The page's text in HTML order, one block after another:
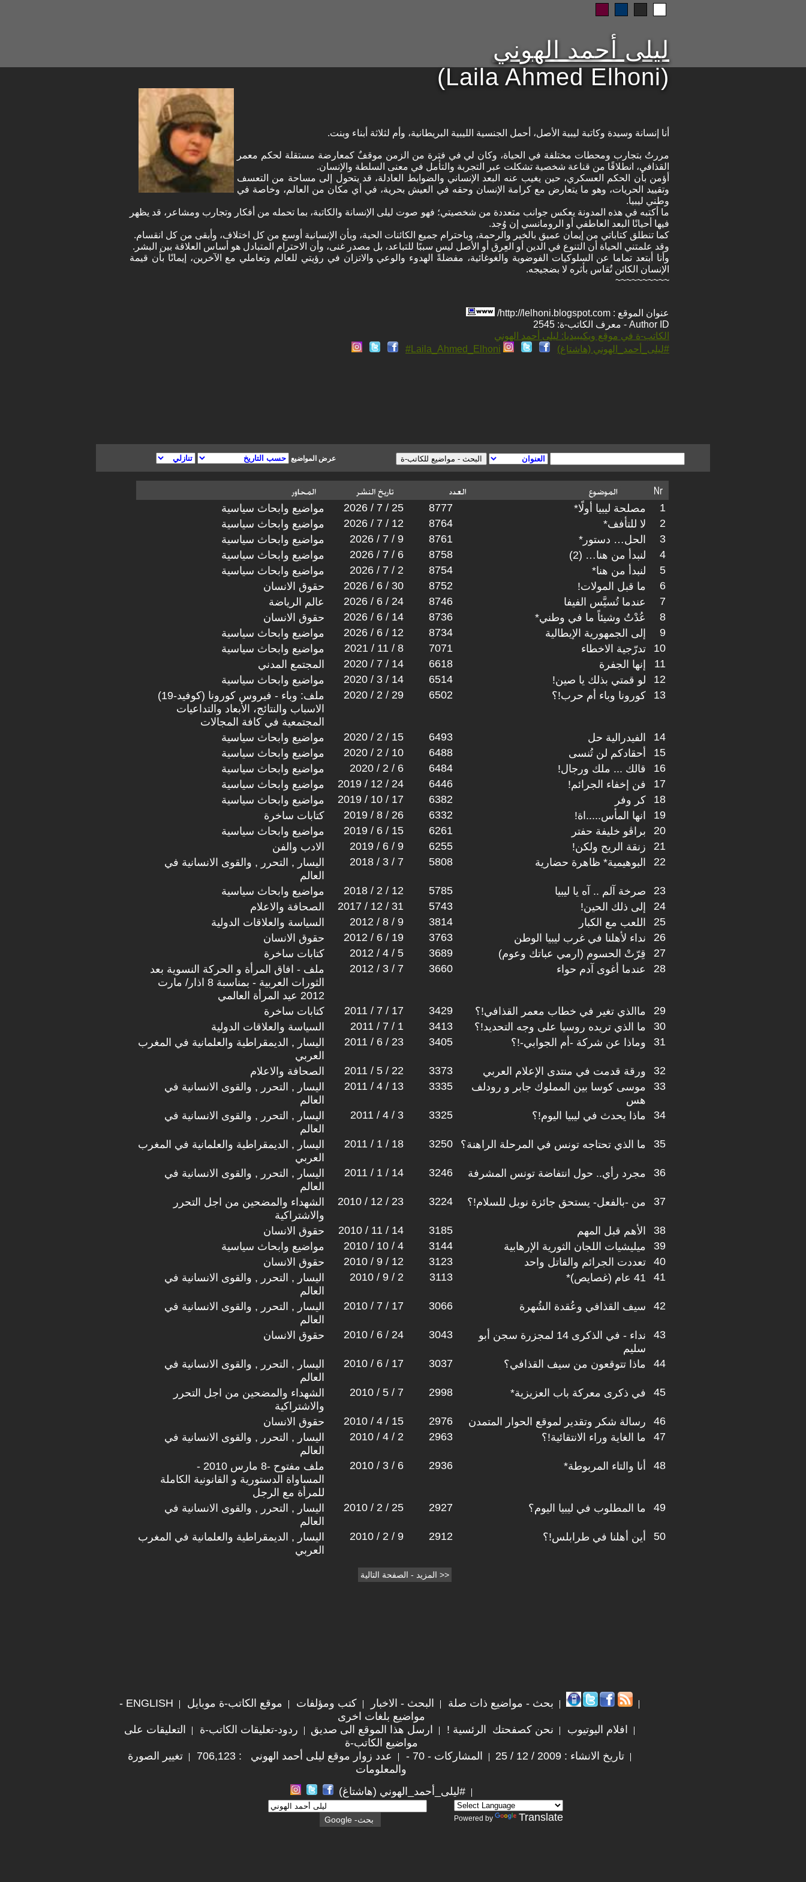
ليلى أحمد الهوني
(Laila Ahmed Elhoni)
أنا إنسانة وسيدة وكاتبة ليبية الأصل، أحمل الجنسية الليبية البريطانية، وأم لثلاثة أبناء وبنت.
مررتُ بتجارب ومحطات مختلفة في الحياة، وكان لي في فترة من الزمن موقفٌ كمعارضة مستقلة لحكم معمر
القذافي، انطلاقًا من قناعة شخصية تشكلت عبر التجربة والتأمل في معنى السلطة والإنسان.
أؤمن بأن الحكم العسكري، حين يغيب عنه البعد الإنساني والضوابط العادلة، قد يتحول إلى مساحة من التعسف
وتقييد الحريات، وهو ما يتعارض مع كرامة الإنسان وحقه في العيش بحرية، في أي مكان من العالم، وخاصة في
وطني ليبيا.
ما أكتبه في هذه المدونة يعكس جوانب متعددة من شخصيتي؛ فهو صوت ليلى الإنسانة والكاتبة، بما تحمله من أفكار وتجارب ومشاعر، قد يظهر
فيها أحيانًا البعد العاطفي أو الرومانسي إن وُجد.
كما تنطلق كتاباتي من إيمان عميق بالخير والرحمة، وباحترام جميع الكائنات الحية، وبأن الإنسانية أوسع من كل اختلاف، وأبقى من كل انقسام.
وقد علمتني الحياة أن التنوع في الدين أو العِرق أو الأصل ليس سببًا للتباعد، بل مصدر غنى، وأن الاحترام المتبادل هو أساس العلاقة بين البشر.
وأنا أبتعد تماما عن السلوكيات الفوضوية والغوغائية، مفضلةً الهدوء والوعي والاتزان في رؤيتي للعالم وتعاملي مع الآخرين، إيمانًا بأن قيمة
الإنسان الكائن تُقاس بأثره لا بضجيجه.
~~~~~~~~~~
عنوان الموقع : http://lelhoni.blogspot.com/
Author ID - معرف الكاتب-ة: 2545
الكاتب-ة في موقع ويكيبيديا: ليلى أحمد الهوني
#ليلى_أحمد_الهوني (هاشتاغ)
Laila_Ahmed_Elhoni#
عرض المواضيع
مواضيع وابحاث سياسية 2026 / 7 / 25 8777 مصلحة ليبيا أولًا*
1
مواضيع وابحاث سياسية
2026 / 7 / 12 8764 لا للتأفف*
2
مواضيع وابحاث سياسية
2026 / 7 / 9 8761 الحل… دستور*
3
مواضيع وابحاث سياسية
2026 / 7 / 6 8758 لنبدأ من هنا… (2)
4
مواضيع وابحاث سياسية
2026 / 7 / 2 8754 لنبدأ من هنا*
5
حقوق الانسان
2026 / 6 / 30 8752 ما قبل المولات!
6
عالم الرياضة
2026 / 6 / 24 8746 عندما تُسيَّس الفيفا
7
حقوق الانسان
2026 / 6 / 14 8736 عُدْتُ وشيئاً ما في وطني*
8
مواضيع وابحاث سياسية
2026 / 6 / 12 8734 إلى الجمهورية الإيطالية
9
مواضيع وابحاث سياسية
2021 / 11 / 8 7071 تدرّجية الاخطاء
10
المجتمع المدني
2020 / 7 / 14 6618 إنها الجفرة
11
مواضيع وابحاث سياسية
2020 / 3 / 14 6514 لو قمتي بذلك يا صين!
12
ملف: وباء - فيروس كورونا (كوفيد-19)
الاسباب والنتائج، الأبعاد والتداعيات
المجتمعية في كافة المجالات
2020 / 2 / 29 6502 كورونا وباء أم حرب!؟ 13
مواضيع وابحاث سياسية 2020 / 2 / 15 6493 الفيدرالية حل
14
مواضيع وابحاث سياسية
2020 / 2 / 10 6488 أحقادكم لن تُنسى
15
مواضيع وابحاث سياسية
2020 / 2 / 6 6484 قالك ... ملك ورجال!
16
مواضيع وابحاث سياسية
2019 / 12 / 24 6446 فن إخفاء الجرائم!
17
مواضيع وابحاث سياسية
2019 / 10 / 17 6382 كر وفر
18
كتابات ساخرة
2019 / 8 / 26 6332 انها المأس.....اة!
19
مواضيع وابحاث سياسية
2019 / 6 / 15 6261 براڤو خليفة حفتر
20
الادب والفن
2019 / 6 / 9 6255 زنقة الريح ولكن!
21
اليسار , التحرر , والقوى الانسانية في
العالم
2018 / 3 / 7 5808 البوهيمية* ظاهرة حضارية 22
مواضيع وابحاث سياسية 2018 / 2 / 12 5785 صرخة آلم .. آه يا ليبيا
23
الصحافة والاعلام
2017 / 12 / 31 5743 إلى ذلك الحين!
24
السياسة والعلاقات الدولية
2012 / 8 / 9 3814 اللعب مع الكبار
25
حقوق الانسان
2012 / 6 / 19 3763 نداء لأهلنا في غرب ليبيا الوطن
26
كتابات ساخرة
2012 / 4 / 5 3689 قِرّتْ الحسوم (ارمي عباتك وعوم)
27
ملف - افاق المرأة و الحركة النسوية بعد
الثورات العربية - بمناسبة 8 اذار/ مارت
2012 عيد المرأة العالمي
2012 / 3 / 7 3660 عندما أغوى آدم حواء 28
كتابات ساخرة 2011 / 7 / 17 3429 ماالذي تغير في خطاب معمر القذافي!؟
29
السياسة والعلاقات الدولية
2011 / 7 / 1 3413 ما الذي تريده روسيا على وجه التحديد!؟
30
اليسار , الديمقراطية والعلمانية في المغرب
العربي
2011 / 6 / 23 3405 وماذا عن شركة -أم الجوابي-!؟ 31
الصحافة والاعلام 2011 / 5 / 22 3373 ورقة قدمت في منتدى الإعلام العربي
32
اليسار , التحرر , والقوى الانسانية في
العالم
2011 / 4 / 13 3335
موسى كوسا بين المملوك جابر و رودلف
هس
33
اليسار , التحرر , والقوى الانسانية في
العالم
2011 / 4 / 3 3325 ماذا يحدث في ليبيا اليوم!؟ 34
اليسار , الديمقراطية والعلمانية في المغرب
العربي
2011 / 1 / 18 3250 ما الذي تحتاجه تونس في المرحلة الراهنة؟ 35
اليسار , التحرر , والقوى الانسانية في
العالم
2011 / 1 / 14 3246 مجرد رأي.. حول انتفاضة تونس المشرفة 36
الشهداء والمضحين من اجل التحرر
والاشتراكية
2010 / 12 / 23 3224 من -بالفعل- يستحق جائزة نوبل للسلام!؟ 37
حقوق الانسان 2010 / 11 / 14 3185 الأهم قبل المهم
38
مواضيع وابحاث سياسية
2010 / 10 / 4 3144 ميليشيات اللجان الثورية الإرهابية
39
حقوق الانسان
2010 / 9 / 12 3123 تعددت الجرائم والقاتل واحد
40
اليسار , التحرر , والقوى الانسانية في
العالم
2010 / 9 / 2 3113 41 عام (غصايص)* 41
اليسار , التحرر , والقوى الانسانية في
العالم
2010 / 7 / 17 3066 سيف القذافي وعُقدة الشُهرة 42
حقوق الانسان 2010 / 6 / 24 3043
نداء - في الذكرى 14 لمجزرة سجن أبو
سليم
43
اليسار , التحرر , والقوى الانسانية في
العالم
2010 / 6 / 17 3037 ماذا تتوقعون من سيف القذافي؟ 44
الشهداء والمضحين من اجل التحرر
والاشتراكية
2010 / 5 / 7 2998 في ذكرى معركة باب العزيزية* 45
حقوق الانسان 2010 / 4 / 15 2976 رسالة شكر وتقدير لموقع الحوار المتمدن
46
اليسار , التحرر , والقوى الانسانية في
العالم
2010 / 4 / 2 2963 ما الغاية وراء الانتقائية!؟ 47
ملف مفتوح -8 مارس 2010 -
المساواة الدستورية و القانونية الكاملة
للمرأة مع الرجل
2010 / 3 / 6 2936 أنا والتاء المربوطة* 48
اليسار , التحرر , والقوى الانسانية في
العالم
2010 / 2 / 25 2927 ما المطلوب في ليبيا اليوم؟ 49
اليسار , الديمقراطية والعلمانية في المغرب
العربي
2010 / 2 / 9 2912 أين أهلنا في طرابلس!؟ 50
بحث - مواضيع ذات صلة البحث - الاخبار كتب ومؤلفات موقع الكاتب-ة موبايل
ENGLISH -
مواضيع بلغات اخرى
افلام اليوتيوب
نحن كصفحتك الرئسية ! ارسل هذا الموقع الى صديق ردود-تعليقات الكاتب-ة
التعليقات على
مواضيع الكاتب-ة
تاريخ الانشاء : 2009 / 12 / 25
المشاركات - 70 - عدد زوار موقع ليلى أحمد الهوني : 706,123
تغيير الصورة
والمعلومات
#ليلى_أحمد_الهوني (هاشتاغ)
Powered by Translate